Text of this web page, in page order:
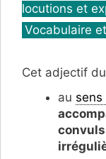
locutions et
Vocabulaire
Cet adjectif du
au sens